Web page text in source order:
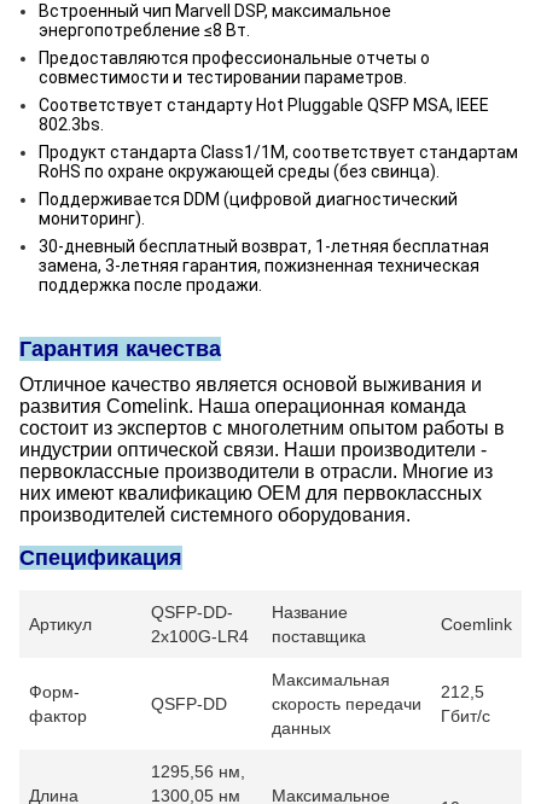
Встроенный чип Marvell DSP, максимальное
энергопотребление ≤8 Вт.
Предоставляются профессиональные отчеты о
совместимости и тестировании параметров.
Соответствует стандарту Hot Pluggable QSFP MSA, IEEE
802.3bs.
Продукт стандарта Class1/1M, соответствует стандартам
RoHS по охране окружающей среды (без свинца).
Поддерживается DDM (цифровой диагностический
мониторинг).
30-дневный бесплатный возврат, 1-летняя бесплатная
замена, 3-летняя гарантия, пожизненная техническая
поддержка после продажи.
Гарантия качества
Отличное качество является основой выживания и
развития Comelink. Наша операционная команда
состоит из экспертов с многолетним опытом работы в
индустрии оптической связи. Наши производители -
первоклассные производители в отрасли. Многие из
них имеют квалификацию OEM для первоклассных
производителей системного оборудования.
Спецификация
Артикул
QSFP-DD-
2x100G-LR4
Название
поставщика
Coemlink
Форм-
фактор
QSFP-DD
Максимальная
скорость передачи
данных
212,5
Гбит/с
Длина
1295,56 нм,
1300,05 нм
Максимальное